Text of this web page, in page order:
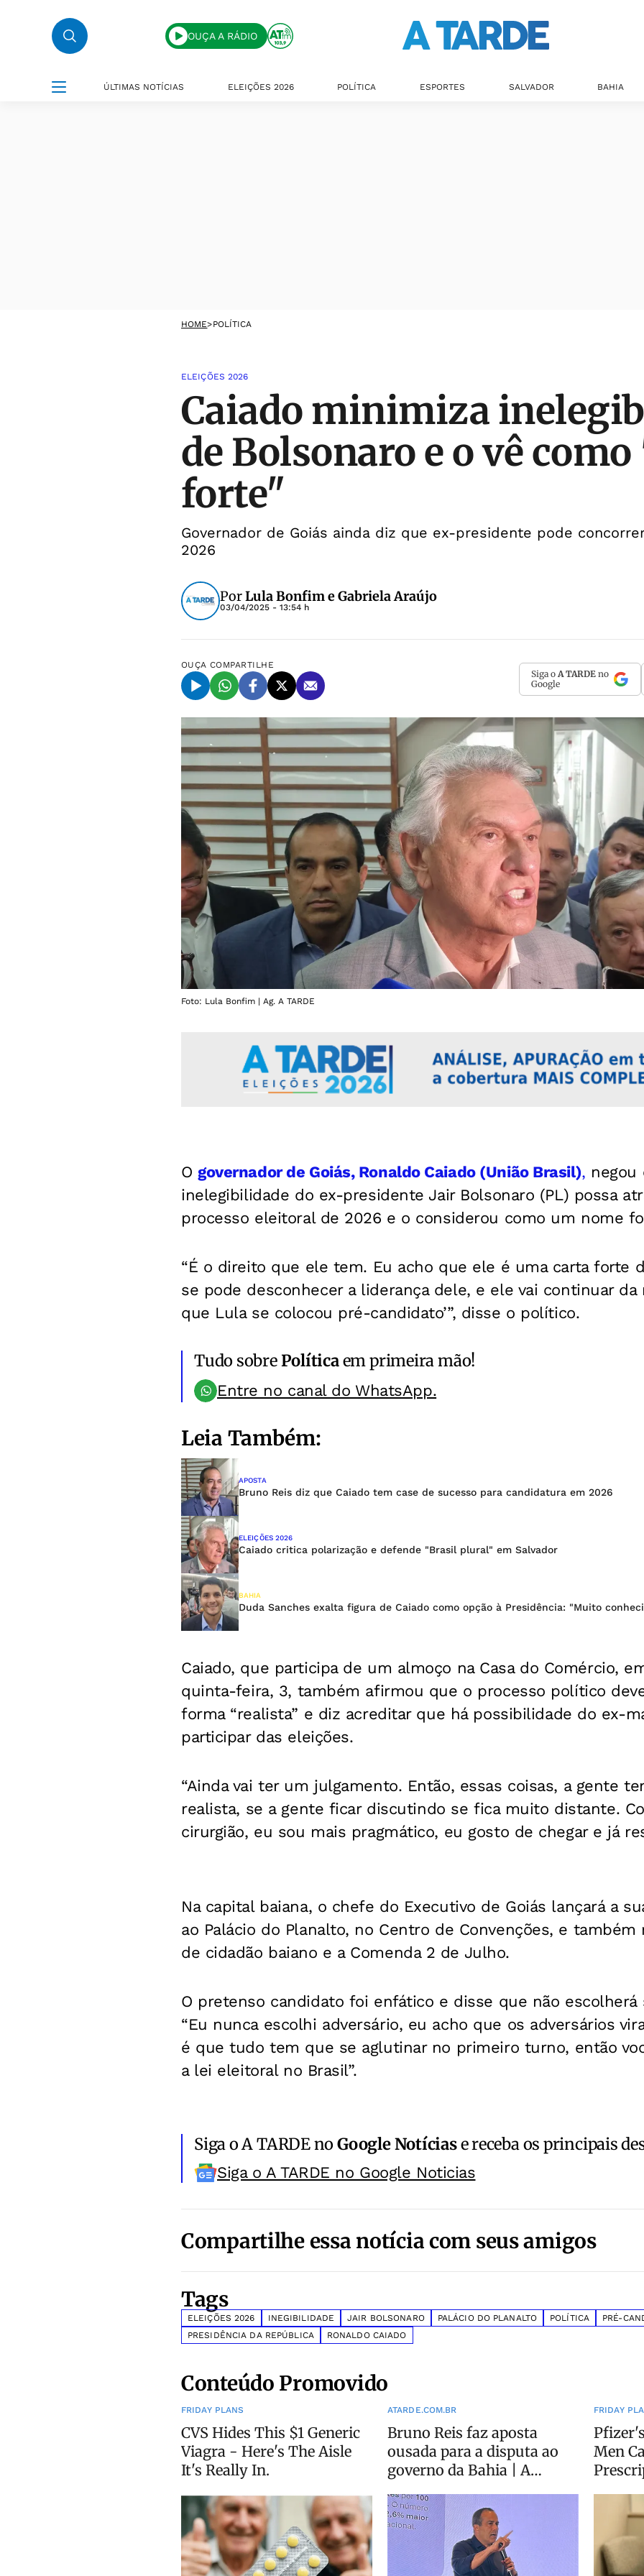
OUÇA A RÁDIO
ÚLTIMAS NOTÍCIAS ELEIÇÕES 2026 POLÍTICA ESPORTES SALVADOR BAHIA
HOME>POLÍTICA
ELEIÇÕES 2026
Caiado minimiza
de Bolsonaro e o vê
forte"
Governador de Goiás ainda diz que ex-presidente pode
2026
PorLula Bonfim e Gabriela Araújo
03/04/2025 - 13:54 h
OUÇA COMPARTILHE
Siga o A TARDE no
Google
Foto: Lula Bonfim | Ag. A TARDE
O governador de Goiás, Ronaldo Caiado (União Brasil), negou
inelegibilidade do ex-presidente Jair Bolsonaro (PL) possa
processo eleitoral de 2026 e o considerou como um nome
“É o direito que ele tem. Eu acho que ele é uma carta forte
se pode desconhecer a liderança dele, e ele vai continuar da
que Lula se colocou pré-candidato’”, disse o político.
Tudo sobrePolíticaem primeira mão!
Entre no canal do WhatsApp.
Leia Também:
APOSTA
Bruno Reis diz que Caiado tem case de sucesso para candidatura em 2026
ELEIÇÕES 2026
Caiado critica polarização e defende "Brasil plural" em Salvador
BAHIA
Duda Sanches exalta figura de Caiado como opção à Presidência: "Muito
Caiado, que participa de um almoço na Casa do Comércio,
quinta-feira, 3, também afirmou que o processo político
forma “realista” e diz acreditar que há possibilidade do ex-
participar das eleições.
“Ainda vai ter um julgamento. Então, essas coisas, a gente
realista, se a gente ficar discutindo se fica muito distante.
cirurgião, eu sou mais pragmático, eu gosto de chegar e já
Na capital baiana, o chefe do Executivo de Goiás lançará a
ao Palácio do Planalto, no Centro de Convenções, e
de cidadão baiano e a Comenda 2 de Julho.
O pretenso candidato foi enfático e disse que não escolherá
“Eu nunca escolhi adversário, eu acho que os adversários
é que tudo tem que se aglutinar no primeiro turno, então
a lei eleitoral no Brasil”.
Siga o A TARDE noGoogle Notíciase receba os principais
Siga o A TARDE no Google Noticias
Compartilhe essa notícia com seus amigos
Tags
ELEIÇÕES 2026 INEGIBILIDADE JAIR BOLSONARO PALÁCIO DO PLANALTO POLÍTICA
PRÉ-
PRESIDÊNCIA DA REPÚBLICA
RONALDO CAIADO